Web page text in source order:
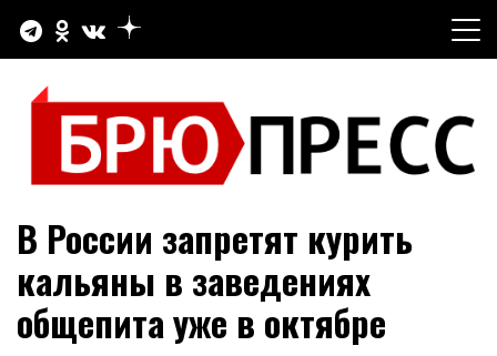
содержимому
БРЮПРЕСС
Официальный сайт газеты "Брюховецкие новости"
В России запретят курить
кальяны в заведениях
общепита уже в октябре